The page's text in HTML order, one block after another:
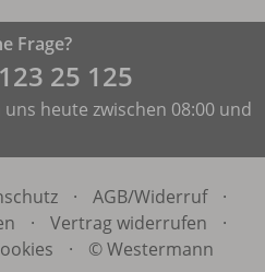
Frage?
25 125
heute zwischen 08:00 und
· AGB/Widerruf
·
· Vertrag widerrufen
·
· © Westermann